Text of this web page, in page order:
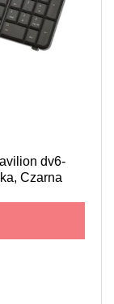
dv6-
Czarna